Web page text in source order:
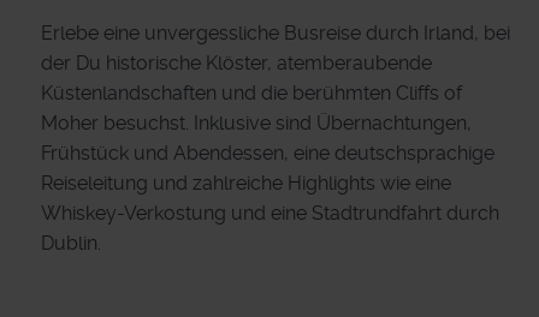
Erlebe eine unvergessliche Busreise durch Irland, bei
der Du historische Klöster, atemberaubende
Küstenlandschaften und die berühmten Cliffs of
Moher besuchst. Inklusive sind Übernachtungen,
Frühstück und Abendessen, eine deutschsprachige
Reiseleitung und zahlreiche Highlights wie eine
Whiskey-Verkostung und eine Stadtrundfahrt durch
Dublin.